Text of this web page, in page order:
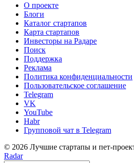
О проекте
Блоги
Каталог стартапов
Карта стартапов
Инвесторы на Радаре
Поиск
Поддержка
Реклама
Политика конфиденциальности
Пользовательское соглашение
Telegram
VK
YouTube
Habr
Групповой чат в Telegram
© 2026 Лучшие стартапы и пет-
Radar